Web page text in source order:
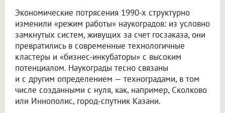
Экономические потрясения 1990-х структурно
изменили «режим работы» наукоградов: из условно
замкнутых систем, живущих за счет госзаказа, они
превратились в современные технологичные
кластеры и «бизнес-инкубаторы» с высоким
потенциалом. Наукограды тесно связаны
и с другим определением — техноградами, в том
числе созданными с нуля, как, например, Сколково
или Иннополис, город-спутник Казани.